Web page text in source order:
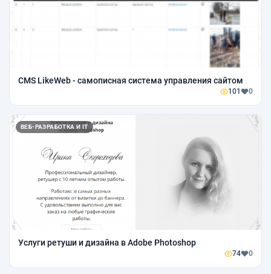
CMS LikeWeb - самописная система управления сайтом
101 0
ВЕБ-РАЗРАБОТКА И IT
Услуги ретуши и дизайна в Adobe Photoshop
74 0